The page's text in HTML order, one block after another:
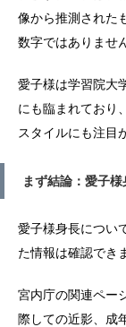
像から推測された
数字ではありませ
愛子様は学習院大
にも臨まれており
スタイルにも注目
まず結論：愛子
愛子様身長につい
た情報は確認でき
宮内庁の関連ペー
際しての近影、成